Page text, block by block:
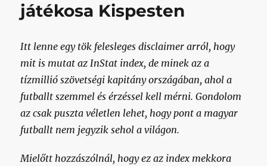
azonban
jobb
nem
a
helyzet,
hanem
sokkal
című
játékosa Kispesten
Itt lenne egy tök felesleges disclaimer arról, hogy
mit is mutat az InStat index, de minek az a
tízmillió szövetségi kapitány országában, ahol a
futballt szemmel és érzéssel kell mérni. Gondolom
az csak puszta véletlen lehet, hogy pont a magyar
futballt nem jegyzik sehol a világon.
Mielőtt hozzászólnál, hogy ez az index mekkora